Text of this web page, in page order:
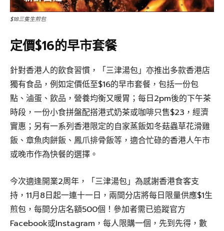
$18三隻生煎包
定價$16的早市套餐
針對香港人的飲食習慣，「三津湯包」亦推出多款香港店
獨有食品，例如定價低至$16的早市套餐，包括一份包
點、滷蛋、飲品，營養均衡又暖胃；每日2pm後的下午茶
時段，一份小食拼盤配搭港式奶茶或咖啡只售$23，經濟
實惠；另有一系列香港限定的自家蒸飯如冬菇蟲草花滑雞
飯、章魚肉餅飯、鳳爪排骨飯等，適合忙碌的香港人午市
或晚市作為快餐的選擇。
今次適逢開業2周年，「三津湯包」為感謝香港食客支
持，11月8日起一連十一日，兩間分店將每日限量供應$1生
煎包，每間分店名額500個！參加者需已追蹤官方
Facebook或Instagram，每人限購一個，先到先得，數